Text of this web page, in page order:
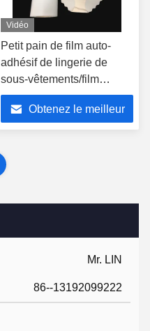
Mr. LIN
86--13192099222
Vidéo
Petit pain de film auto-
adhésif de lingerie de
sous-vêtements/film
thermoplastique de
polyuréthane
Obtenez le meilleur